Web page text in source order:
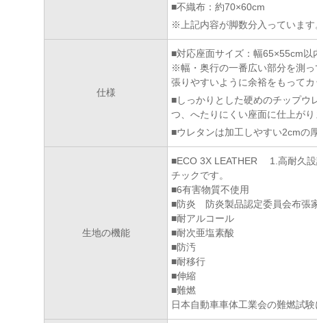
■不織布：約70×60cm
※上記内容が脚数分入っています
仕様
■対応座面サイズ：幅65×55cm以
※幅・奥行の一番広い部分を測っ
張りやすいように余裕をもってカ
■しっかりとした硬めのチップウ
つ、へたりにくい座面に仕上がり
■ウレタンは加工しやすい2cmの
生地の機能
■ECO 3X LEATHER 1.高耐久設
チックです。
■6有害物質不使用
■防炎 防炎製品認定委員会布張
■耐アルコール
■耐次亜塩素酸
■防汚
■耐移行
■伸縮
■難燃
日本自動車車体工業会の難燃試